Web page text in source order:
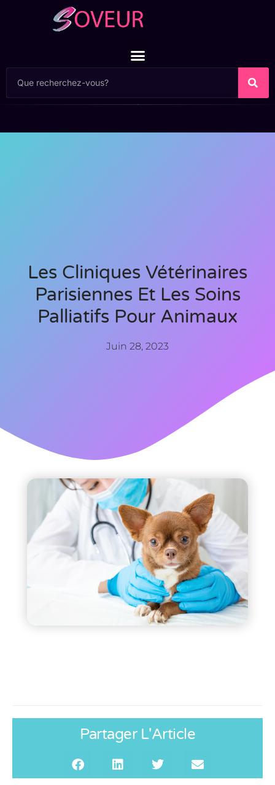
Les Cliniques Vétérinaires
Parisiennes Et Les Soins
Palliatifs Pour Animaux
Juin 28, 2023
Partager L'Article